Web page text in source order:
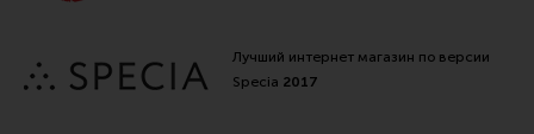
Лучший интернет магазин по версии
Specia 2017